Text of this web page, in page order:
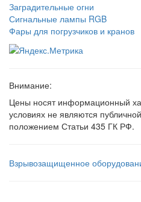
Заградительные огни
Сигнальные лампы RGB
Фары для погрузчиков и кранов
Внимание:
Цены носят информационный
условиях не являются
положением Статьи 435 ГК РФ.
Взрывозащищенное